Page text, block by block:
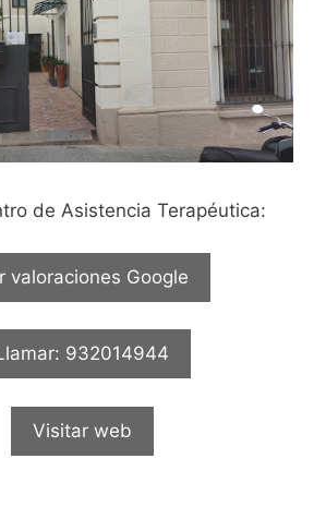
de Asistencia Terapéutica:
valoraciones Google
932014944
Visitar web